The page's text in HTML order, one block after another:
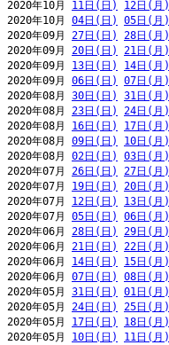
2020年10月 11日(日) 12日(月)
2020年10月 04日(日) 05日(月)
2020年09月 27日(日) 28日(月)
2020年09月 20日(日) 21日(月)
2020年09月 13日(日) 14日(月)
2020年09月 06日(日) 07日(月)
2020年08月 30日(日) 31日(月)
2020年08月 23日(日) 24日(月)
2020年08月 16日(日) 17日(月)
2020年08月 09日(日) 10日(月)
2020年08月 02日(日) 03日(月)
2020年07月 26日(日) 27日(月)
2020年07月 19日(日) 20日(月)
2020年07月 12日(日) 13日(月)
2020年07月 05日(日) 06日(月)
2020年06月 28日(日) 29日(月)
2020年06月 21日(日) 22日(月)
2020年06月 14日(日) 15日(月)
2020年06月 07日(日) 08日(月)
2020年05月 31日(日) 01日(月)
2020年05月 24日(日) 25日(月)
2020年05月 17日(日) 18日(月)
2020年05月 10日(日) 11日(月)